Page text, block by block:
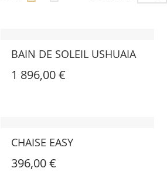
BAIN DE SOLEIL USHUAIA
1 896,00 €
CHAISE EASY
396,00 €